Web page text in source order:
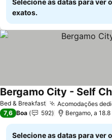
Selecione as datas para ver
exatos.
Bed & Breakfast Acomodações
Bergamo City - Self
7,6 Boa 592 Bergamo, a
Selecione as datas para ver